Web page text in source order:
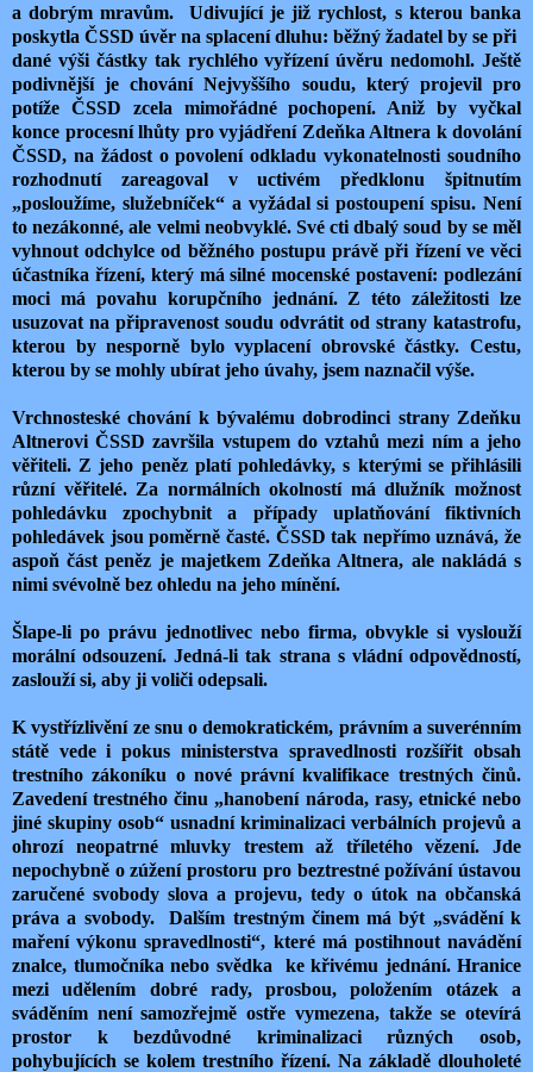
a dobrým mravům. Udivující je již rychlost, s kterou banka
poskytla ČSSD úvěr na splacení dluhu: běžný žadatel by se při
dané výši částky tak rychlého vyřízení úvěru nedomohl. Ještě
podivnější je chování Nejvyššího soudu, který projevil pro
potíže ČSSD zcela mimořádné pochopení. Aniž by vyčkal
konce procesní lhůty pro vyjádření Zdeňka Altnera k dovolání
ČSSD, na žádost o povolení odkladu vykonatelnosti soudního
rozhodnutí zareagoval v uctivém předklonu špitnutím
„posloužíme, služebníček“ a vyžádal si postoupení spisu. Není
to nezákonné, ale velmi neobvyklé. Své cti dbalý soud by se měl
vyhnout odchylce od běžného postupu právě při řízení ve věci
účastníka řízení, který má silné mocenské postavení: podlezání
moci má povahu korupčního jednání. Z této záležitosti lze
usuzovat na připravenost soudu odvrátit od strany katastrofu,
kterou by nesporně bylo vyplacení obrovské částky. Cestu,
kterou by se mohly ubírat jeho úvahy, jsem naznačil výše.
Vrchnosteské chování k bývalému dobrodinci strany Zdeňku
Altnerovi ČSSD završila vstupem do vztahů mezi ním a jeho
věřiteli. Z jeho peněz platí pohledávky, s kterými se přihlásili
různí věřitelé. Za normálních okolností má dlužník možnost
pohledávku zpochybnit a případy uplatňování fiktivních
pohledávek jsou poměrně časté. ČSSD tak nepřímo uznává, že
aspoň část peněz je majetkem Zdeňka Altnera, ale nakládá s
nimi svévolně bez ohledu na jeho mínění.
Šlape-li po právu jednotlivec nebo firma, obvykle si vyslouží
morální odsouzení. Jedná-li tak strana s vládní odpovědností,
zaslouží si, aby ji voliči odepsali.
K vystřízlivění ze snu o demokratickém, právním a suverénním
státě vede i pokus ministerstva spravedlnosti rozšířit obsah
trestního zákoníku o nové právní kvalifikace trestných činů.
Zavedení trestného činu „hanobení národa, rasy, etnické nebo
jiné skupiny osob“ usnadní kriminalizaci verbálních projevů a
ohrozí neopatrné mluvky trestem až tříletého vězení. Jde
nepochybně o zúžení prostoru pro beztrestné požívání ústavou
zaručené svobody slova a projevu, tedy o útok na občanská
práva a svobody. Dalším trestným činem má být „svádění k
maření výkonu spravedlnosti“, které má postihnout navádění
znalce, tlumočníka nebo svědka ke křivému jednání. Hranice
mezi udělením dobré rady, prosbou, položením otázek a
sváděním není samozřejmě ostře vymezena, takže se otevírá
prostor k bezdůvodné kriminalizaci různých osob,
pohybujících se kolem trestního řízení. Na základě dlouholeté